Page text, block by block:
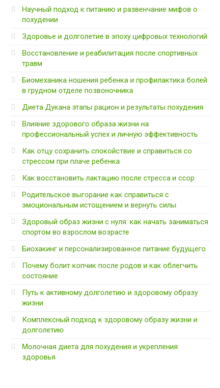
Научный подход к питанию и развенчание мифов о
похудении
Здоровье и долголетие в эпоху цифровых технологий
Восстановление и реабилитация после спортивных
травм
Биомеханика ношения ребенка и профилактика болей
в грудном отделе позвоночника
Диета Дукана этапы рацион и результаты похудения
Влияние здорового образа жизни на
профессиональный успех и личную эффективность
Как отцу сохранить спокойствие и справиться со
стрессом при плаче ребенка
Как восстановить лактацию после стресса и ссор
Родительское выгорание как справиться с
эмоциональным истощением и вернуть силы
Здоровый образ жизни с нуля: как начать заниматься
спортом во взрослом возрасте
Биохакинг и персонализированное питание будущего
Почему болит копчик после родов и как облегчить
состояние
Путь к активному долголетию и здоровому образу
жизни
Комплексный подход к здоровому образу жизни и
долголетию
Молочная диета для похудения и укрепления
здоровья